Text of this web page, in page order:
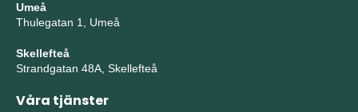
Umeå
Thulegatan 1, Umeå
Skellefteå
Strandgatan 48A, Skellefteå
Våra tjänster